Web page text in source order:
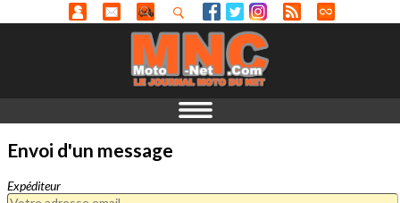
Envoi d'un message
Expéditeur